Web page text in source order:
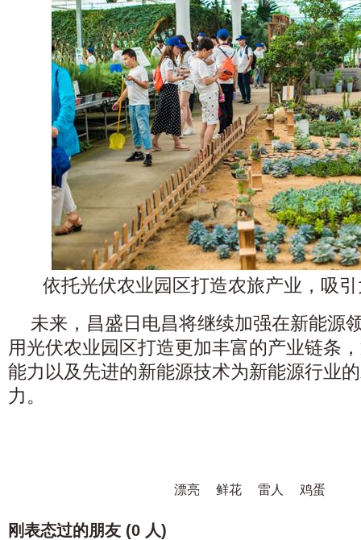
依托光伏农业园区打造农旅产业，吸
未来，昌盛日电昌将继续加强在新能源
用光伏农业园区打造更加丰富的产业链条
能力以及先进的新能源技术为新能源行业
力。
漂亮 鲜花 雷人 鸡蛋
刚表态过的朋友 (0 人)